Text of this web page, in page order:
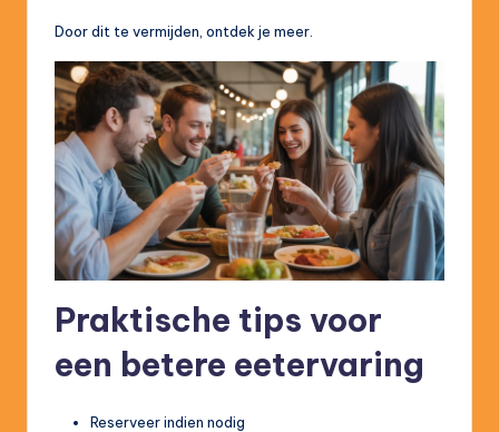
Door dit te vermijden, ontdek je meer.
Praktische tips voor
een betere eetervaring
Reserveer indien nodig